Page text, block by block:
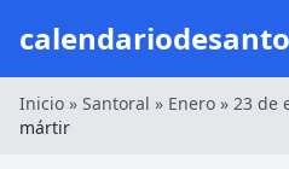
Inicio » Santoral » Enero » 23 de
mártir